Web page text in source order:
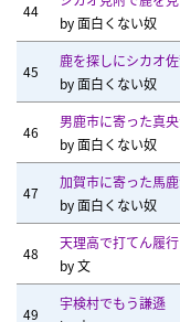
44
by面白くない奴
45
鹿を探しにシカオ
by面白くない奴
46
男鹿市に寄った真
by面白くない奴
47
加賀市に寄った馬
by面白くない奴
48
天理高で打てん履行
by文
49
宇検村でもう謙遜